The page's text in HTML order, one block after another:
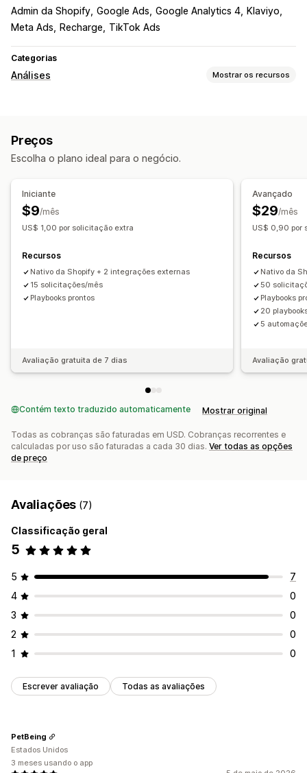
Admin da Shopify Google Ads Google Analytics 4
Klaviyo
Meta Ads
Recharge TikTok Ads
Categorias
Análises Mostrar os recursos
Valor do tempo de vida (LTV, na sigla em inglês)
Análise de fidelidade Análise de coorte
Insights de IA
Análise de checkout
Valores de referência
Exportação de dados
Preços
Escolha o plano ideal para o negócio.
Iniciante
$9/mês
US$ 1,00 por solicitação extra
Recursos
Nativo da Shopify + 2 integrações externas
15 solicitações/mês
Playbooks prontos
Avaliação gratuita de 7 dias
Avançado
$29/mês
US$ 0,90 por
Recursos
Nativo da
50
Playbooks
20
5
Avaliação
Contém texto traduzido automaticamente Mostrar original
Todas as cobranças são faturadas em USD. Cobranças recorrentes e
calculadas por uso são faturadas a cada 30 dias. Ver todas as opções
de preço
Avaliações (7)
Classificação geral
5
5
7
4
0
3
0
2
0
1
0
Escrever avaliação Todas as avaliações
PetBeing
Estados Unidos
3 meses usando o app